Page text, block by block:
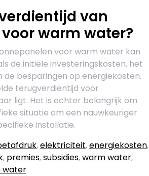
van
warm water?
voor warm water kan
de initiële investeringskosten, het
de besparingen op energiekosten.
terugverdientijd voor
ligt. Het is echter belangrijk om
situatie om een nauwkeuriger
installatie.
,elektriciteit,energiekosten,
, premies,subsidies,warm water,
water